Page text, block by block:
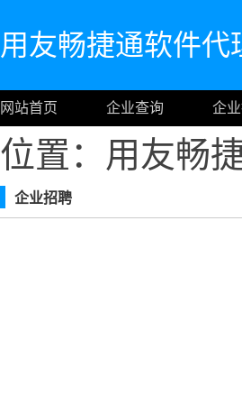
用友畅捷通软件代
网站首页 企业查询 企
位置：用友畅
企业招聘